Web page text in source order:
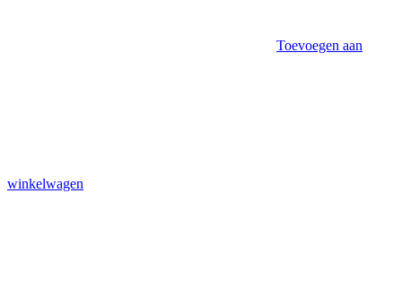
Toevoegen aan
winkelwagen